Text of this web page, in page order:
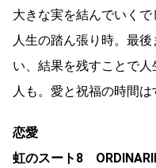
大きな実を結んでいくで
人生の踏ん張り時。最
い、結果を残すことで
人も。愛と祝福の時間は
恋愛
虹のスート8